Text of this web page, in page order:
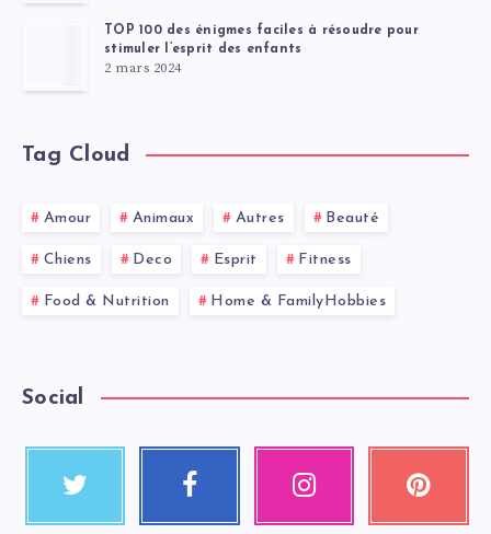
TOP 100 des énigmes faciles à résoudre pour
stimuler l’esprit des enfants
2 mars 2024
Tag Cloud
Amour Animaux Autres Beauté
Chiens Deco Esprit Fitness
Food & Nutrition Home & FamilyHobbies
Social